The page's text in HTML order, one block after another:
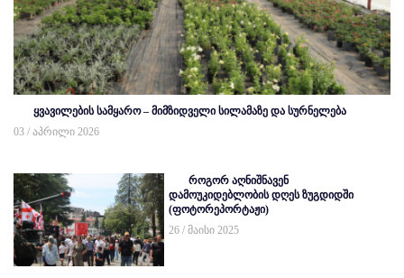
ყვავილების სამყარო – მიმზიდველი სილამაზე და სურნელება
03 / აპრილი 2026
როგორ აღნიშნავენ
დამოუკიდებლობის დღეს ზუგდიდში
(ფოტორეპორტაჟი)
26 / მაისი 2025